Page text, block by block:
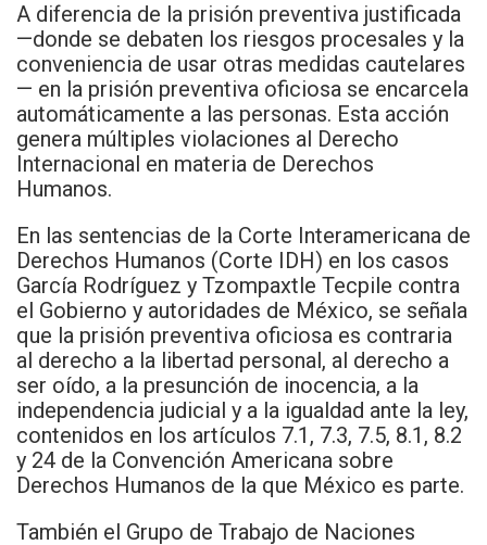
A diferencia de la prisión preventiva justificada
—donde se debaten los riesgos procesales y la
conveniencia de usar otras medidas cautelares
— en la prisión preventiva oficiosa se encarcela
automáticamente a las personas. Esta acción
genera múltiples violaciones al Derecho
Internacional en materia de Derechos
Humanos.
En las sentencias de la Corte Interamericana de
Derechos Humanos (Corte IDH) en los casos
García Rodríguez y Tzompaxtle Tecpile contra
el Gobierno y autoridades de México, se señala
que la prisión preventiva oficiosa es contraria
al derecho a la libertad personal, al derecho a
ser oído, a la presunción de inocencia, a la
independencia judicial y a la igualdad ante la ley,
contenidos en los artículos 7.1, 7.3, 7.5, 8.1, 8.2
y 24 de la Convención Americana sobre
Derechos Humanos de la que México es parte.
También el Grupo de Trabajo de Naciones